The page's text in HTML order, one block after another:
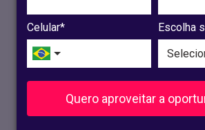
Celular* Escolha
Quero aproveitar a
OLINDA
RECIFE
VESTIBULAR
CURSOS